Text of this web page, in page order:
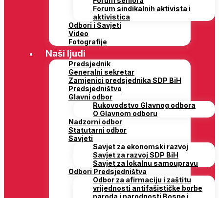
Forum sindikalnih aktivista i
aktivistica
Odbori i Savjeti
Video
Fotografije
Naši ljudi
Predsjednik
Generalni sekretar
Zamjenici predsjednika SDP BiH
Predsjedništvo
Glavni odbor
Rukovodstvo Glavnog odbora
O Glavnom odboru
Nadzorni odbor
Statutarni odbor
Savjeti
Savjet za ekonomski razvoj
Savjet za razvoj SDP BiH
Savjet za lokalnu samoupravu
Odbori Predsjedništva
Odbor za afirmaciju i zaštitu
vrijednosti antifašističke borbe
naroda i narodnosti Bosne i